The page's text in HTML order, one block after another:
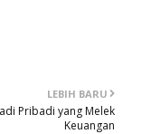
LEBIH BARU
Pribadi yang Melek
Keuangan